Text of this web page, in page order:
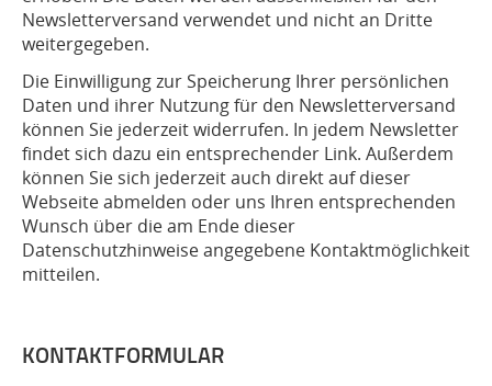
Newsletterversand verwendet und nicht an Dritte
weitergegeben.
Die Einwilligung zur Speicherung Ihrer persönlichen
Daten und ihrer Nutzung für den Newsletterversand
können Sie jederzeit widerrufen. In jedem Newsletter
findet sich dazu ein entsprechender Link. Außerdem
können Sie sich jederzeit auch direkt auf dieser
Webseite abmelden oder uns Ihren entsprechenden
Wunsch über die am Ende dieser
Datenschutzhinweise angegebene Kontaktmöglichkeit
mitteilen.
KONTAKTFORMULAR